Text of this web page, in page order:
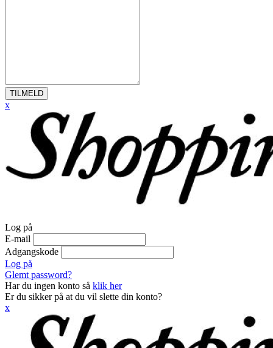
TILMELD
x
Log på
E-mail
Adgangskode
Log på
Glemt password?
Har du ingen konto så klik her
Er du sikker på at du vil slette din konto?
x